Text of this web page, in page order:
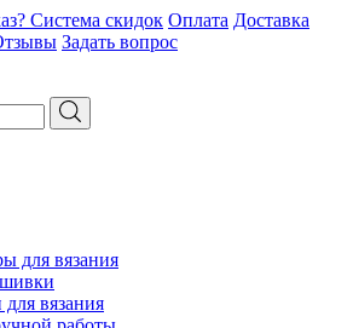
Система скидок Оплата Доставка
Задать вопрос
для вязания
для вязания